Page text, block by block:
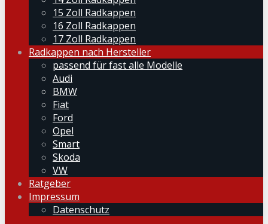
15 Zoll Radkappen
16 Zoll Radkappen
17 Zoll Radkappen
Radkappen nach Hersteller
passend für fast alle Modelle
Audi
BMW
Fiat
Ford
Opel
Smart
Skoda
VW
Ratgeber
Impressum
Datenschutz